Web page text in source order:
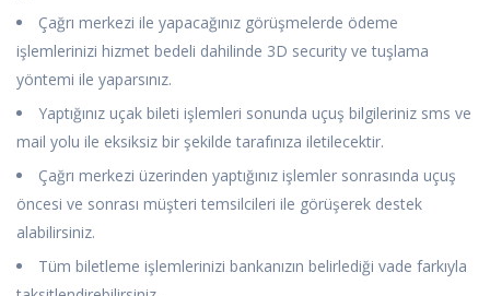
Çağrı merkezi ile yapacağınız görüşmelerde ödeme
işlemlerinizi hizmet bedeli dahilinde 3D security ve tuşlama
yöntemi ile yaparsınız.
Yaptığınız uçak bileti işlemleri sonunda uçuş bilgileriniz sms ve
mail yolu ile eksiksiz bir şekilde tarafınıza iletilecektir.
Çağrı merkezi üzerinden yaptığınız işlemler sonrasında uçuş
öncesi ve sonrası müşteri temsilcileri ile görüşerek destek
alabilirsiniz.
Tüm biletleme işlemlerinizi bankanızın belirlediği vade farkıyla